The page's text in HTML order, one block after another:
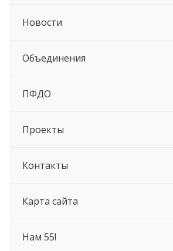
Новости
Объединения
ПФДО
Проекты
Контакты
Карта сайта
Нам 55!